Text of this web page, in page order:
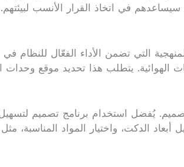
في اتخاذ القرار الأنسب لبيئتهم.
التي تضمن الأداء الفعّال للنظام في
الهوائية. يتطلب هذا تحديد موقع وحدات
التصميم. يُفضل استخدام برنامج تصميم
أبعاد الدكت، واختيار المواد المناسبة،